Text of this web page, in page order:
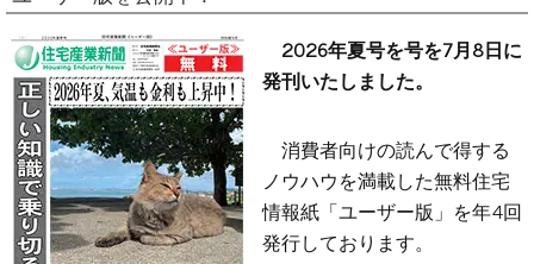
2026年夏号を号を7月8日に
発刊いたしました。
消費者向けの読んで得する
ノウハウを満載した無料住宅
情報紙「ユーザー版」を年4回
発行しております。